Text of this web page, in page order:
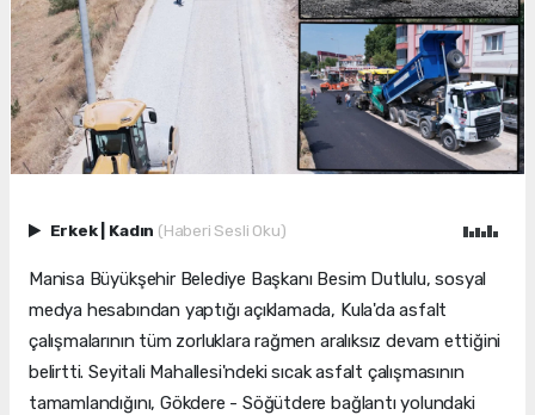
Erkek Kadın (Haberi Sesli Oku)
Manisa Büyükşehir Belediye Başkanı Besim Dutlulu, sosyal
medya hesabından yaptığı açıklamada, Kula'da asfalt
çalışmalarının tüm zorluklara rağmen aralıksız devam ettiğini
belirtti. Seyitali Mahallesi'ndeki sıcak asfalt çalışmasının
tamamlandığını, Gökdere - Söğütdere bağlantı yolundaki